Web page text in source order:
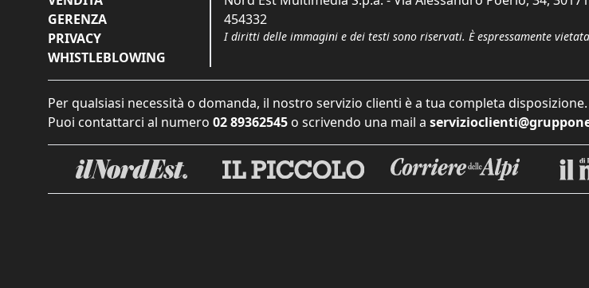
GERENZA
PRIVACY
WHISTLEBLOWING
454332
I diritti delle immagini e dei testi sono riservati. È espressamente
Per qualsiasi necessità o domanda, il nostro servizio clienti è a tua completa disposizione.
Puoi contattarci al numero 02 89362545 o scrivendo una mail a